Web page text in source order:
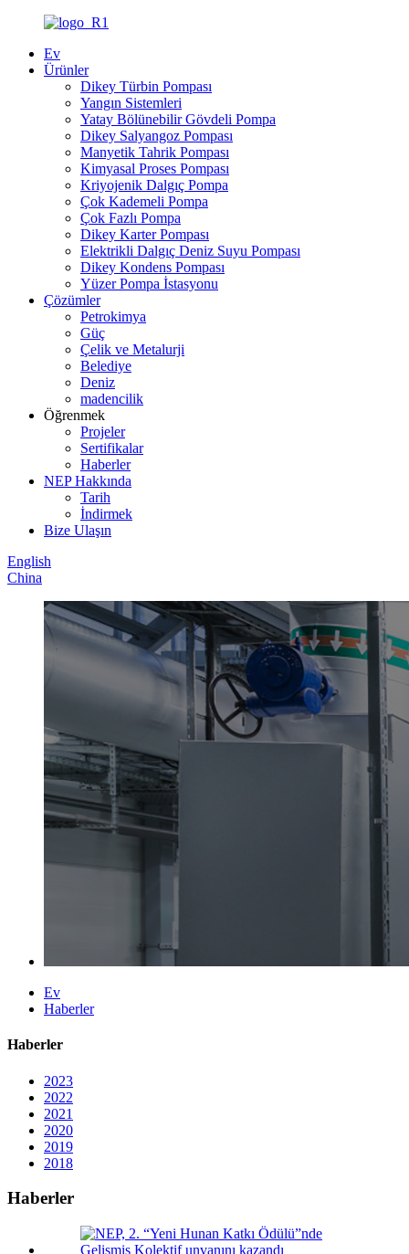
Ev
Ürünler
Dikey Türbin Pompası
Yangın Sistemleri
Yatay Bölünebilir Gövdeli Pompa
Dikey Salyangoz Pompası
Manyetik Tahrik Pompası
Kimyasal Proses Pompası
Kriyojenik Dalgıç Pompa
Çok Kademeli Pompa
Çok Fazlı Pompa
Dikey Karter Pompası
Elektrikli Dalgıç Deniz Suyu Pompası
Dikey Kondens Pompası
Yüzer Pompa İstasyonu
Çözümler
Petrokimya
Güç
Çelik ve Metalurji
Belediye
Deniz
madencilik
Öğrenmek
Projeler
Sertifikalar
Haberler
NEP Hakkında
Tarih
İndirmek
Bize Ulaşın
English
China
Ev
Haberler
Haberler
2023
2022
2021
2020
2019
2018
Haberler